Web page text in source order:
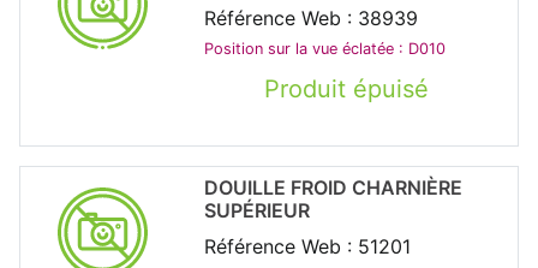
Produit épuisé
Référence Web : 38939
Position sur la vue éclatée : D010
DOUILLE FROID CHARNIÈRE
SUPÉRIEUR
Référence Web : 51201